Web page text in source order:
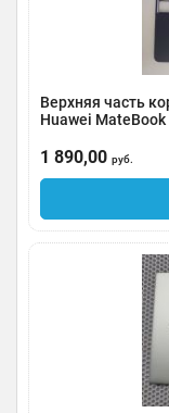
Верхняя часть
Huawei MateBook
1 890,00 руб.